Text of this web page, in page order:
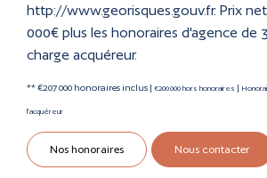
http://www.georisques.gouv.fr. Prix
000€ plus les honoraires d'agence de
charge acquéreur.
** €207 000 honoraires inclus | €200 000 hors honoraires |
l'acquéreur
Nos honoraires Nous contacter